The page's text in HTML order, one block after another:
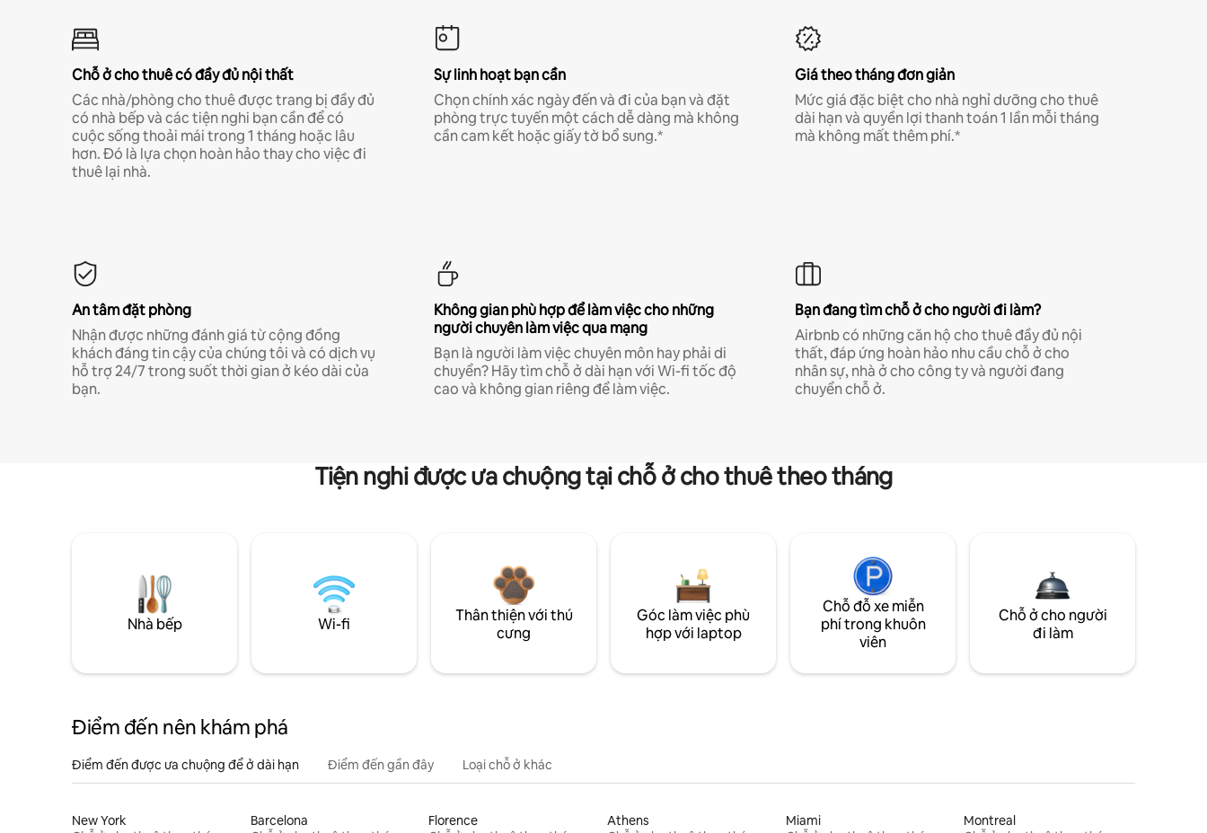
Chỗ ở cho thuê có đầy đủ nội thất
Các nhà/phòng cho thuê được trang bị đầy đủ
có nhà bếp và các tiện nghi bạn cần để có
cuộc sống thoải mái trong 1 tháng hoặc lâu
hơn. Đó là lựa chọn hoàn hảo thay cho việc đi
thuê lại nhà.
Sự linh hoạt bạn cần
Chọn chính xác ngày đến và đi của bạn và đặt
phòng trực tuyến một cách dễ dàng mà không
cần cam kết hoặc giấy tờ bổ sung.*
Giá theo tháng đơn giản
Mức giá đặc biệt cho nhà nghỉ dưỡng cho thuê
dài hạn và quyền lợi thanh toán 1 lần mỗi tháng
mà không mất thêm phí.*
An tâm đặt phòng
Nhận được những đánh giá từ cộng đồng
khách đáng tin cậy của chúng tôi và có dịch vụ
hỗ trợ 24/7 trong suốt thời gian ở kéo dài của
bạn.
Không gian phù hợp để làm việc cho những
người chuyên làm việc qua mạng
Bạn là người làm việc chuyên môn hay phải di
chuyển? Hãy tìm chỗ ở dài hạn với Wi-fi tốc độ
cao và không gian riêng để làm việc.
Bạn đang tìm chỗ ở cho người đi làm?
Airbnb có những căn hộ cho thuê đầy đủ nội
thất, đáp ứng hoàn hảo nhu cầu chỗ ở cho
nhân sự, nhà ở cho công ty và người đang
chuyển chỗ ở.
Tiện nghi được ưa chuộng tại chỗ ở cho thuê theo tháng
Nhà bếp Wi-fi
Thân thiện với thú
cưng
Góc làm việc phù
hợp với laptop
Chỗ đỗ xe miễn
phí trong khuôn
viên
Chỗ ở cho người
đi làm
Điểm đến nên khám phá
Điểm đến được ưa chuộng để ở dài hạn Điểm đến gần đây Loại chỗ ở khác
New York
Barcelona
Florence
Athens
Miami
Montreal